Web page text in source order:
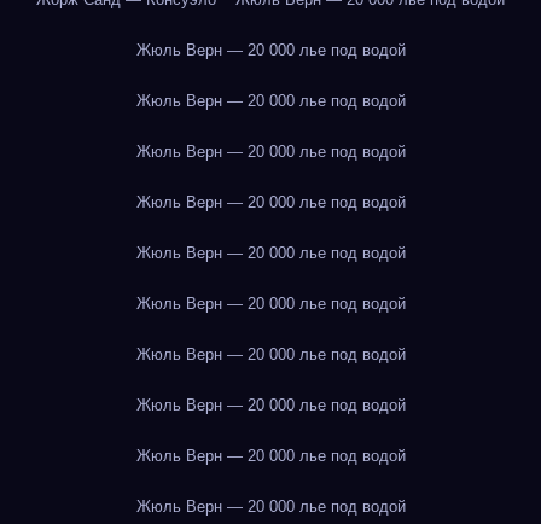
Жюль Верн — 20 000 лье под водой
Жюль Верн — 20 000 лье под водой
Жюль Верн — 20 000 лье под водой
Жюль Верн — 20 000 лье под водой
Жюль Верн — 20 000 лье под водой
Жюль Верн — 20 000 лье под водой
Жюль Верн — 20 000 лье под водой
Жюль Верн — 20 000 лье под водой
Жюль Верн — 20 000 лье под водой
Жюль Верн — 20 000 лье под водой